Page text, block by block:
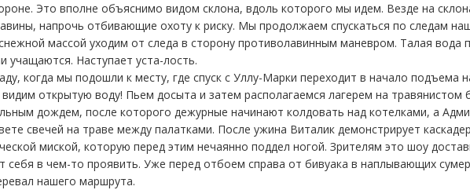
Это вполне объяснимо видом склона, вдоль которого мы идем. Везде на
напрочь отбивающие охоту к риску. Мы продолжаем спускаться по следам
массой уходим от следа в сторону противолавинным маневром. Талая вода
Наступает уста-лость.
когда мы подошли к месту, где спуск с Уллу-Марки переходит в начало подъема
открытую воду! Пьем досыта и затем располагаемся лагерем на травянистом
дождем, после которого дежурные начинают колдовать над котелками, а
свечей на траве между палатками. После ужина Виталик демонстрирует
миской, которую перед этим нечаянно поддел ногой. Зрителям это шоу
в чем-то проявить. Уже перед отбоем справа от бивуака в наплывающих
нашего маршрута.